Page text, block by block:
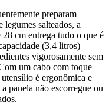
preparam
legumes salteados, a
cm entrega tudo o que é
(3,4 litros)
vigorosamente sem
um cabo com toque
é ergonômica e
panela não escorregue ou